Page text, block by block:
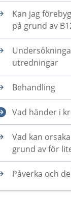
Kan jag
på grund av
utredningar
Behandling
Vad händer i
Vad kan
grund av för
Påverka och